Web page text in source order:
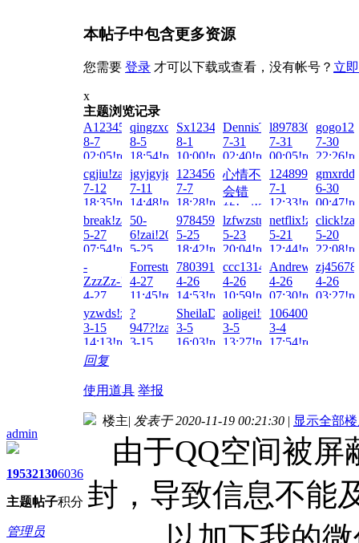
本帖子中包含更多资源
您需要 登录 才可以下载或查看，没有帐号？ 立
x
主题浏览记录
A123456...!zai!2026-
8-7
02:05!read!
qingzxcv!zai!2026-
8-5
18:54!read!
Sx1234567!zai!2026-
8-1
10:00!read!
DennisTrogs!zai!2026-
7-31
02:40!read!
7-31
00:05!read!
7-30
cgjiu!zai!2026-
7-12
18:35!read!
jgyjgyjgy!zai!2026-
7-11
14:48!read!
123456cao!zai!2026-
7-7
18:28!read!
心情不
会错
的!zai!2026-
7-7
09:57!read!
7-1
12:33!read!
6-30
break!zai!2026-
5-27
07:54!read!
50-
6!zai!2026-
5-25
21:31!read!
978459211!zai!2026-
5-25
18:42!read!
lzfwzstuvw!zai!2026-
5-23
20:04!read!
netflix!zai!2026-
5-21
12:44!read!
5-20
-
ZzzZz-!zai!2026-
4-27
16:17!read!
Forrestunret!zai!2026-
4-27
11:45!read!
78039198214777!zai!2026-
4-26
14:53!read!
ccc1314520!zai!2026-
4-26
10:59!read!
4-26
07:30!read!
4-26
yzwds!zai!2026-
3-15
14:13!read!
?
947?!zai!2026-
3-15
SheilaDum!zai!2026-
3-5
16:03!read!
aoligei!zai!2026-
3-5
13:27!read!
3-4
17:54!read!
回复
使用道具 举报
admin
1953
主题
2130
帖子
6036
积分
管理员
楼主| 发表于 2020-11-19 00:21:30 | 显示全部
由于QQ空间被
封，导致信息不能